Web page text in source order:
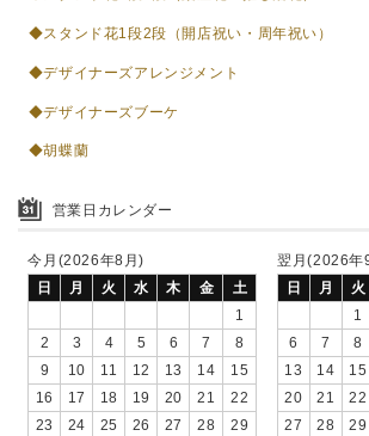
◆スタンド花1段2段（開店祝い・周年祝い）
◆デザイナーズアレンジメント
◆デザイナーズブーケ
◆胡蝶蘭
営業日カレンダー
今月(2026年8月)
日
月 火 水 木 金
土
1
2
3 4 5 6 7
8
9
10 11 12 13 14
15
16
17 18 19 20 21
22
23
24 25 26 27 28
29
翌月(2026年
日
月 火
1
6
7 8
13
14 15
20
21 22
27
28 29